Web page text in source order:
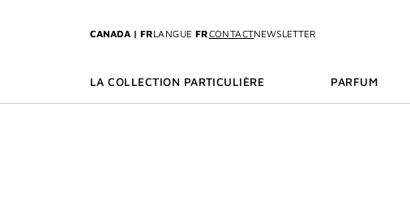
CANADA | FRLANGUE FRCONTACTNEWSLETTER
LA COLLECTION PARTICULIÈRE PARFUM